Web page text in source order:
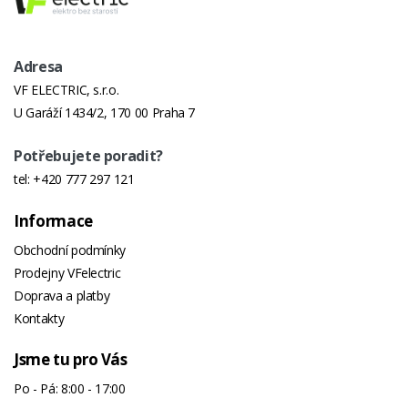
Čištění
Vzduchu
Režim
Boost
Uhlíkové
Filtry V Balení
Tukový Filtr
Omývatelný
Adresa
VF ELECTRIC, s.r.o.
U Garáží 1434/2, 170 00 Praha 7
Potřebujete poradit?
tel: +420 777 297 121
Informace
Obchodní podmínky
Prodejny VFelectric
Doprava a platby
Kontakty
Jsme tu pro Vás
Po - Pá: 8:00 - 17:00